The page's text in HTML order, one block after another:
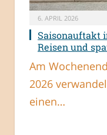
6. APRIL 2026
Saisonauftakt
Reisen und
Am
2026
einen…